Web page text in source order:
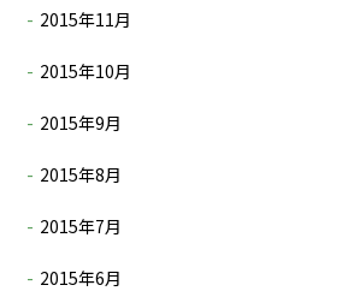
2015年11月
2015年10月
2015年9月
2015年8月
2015年7月
2015年6月